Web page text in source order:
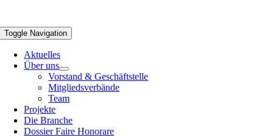
Toggle Navigation
Aktuelles
Über uns
Vorstand & Geschäftstelle
Mitgliedsverbände
Team
Projekte
Die Branche
Dossier Faire Honorare